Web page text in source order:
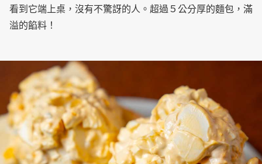
看到它端上桌，沒有不驚訝的人。超過５公分厚的麵包，滿
溢的餡料！